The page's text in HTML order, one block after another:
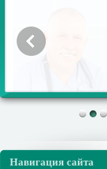
Навигация сайта